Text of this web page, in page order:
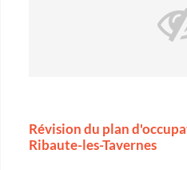
Révision du plan
Ribaute-les-Tavernes